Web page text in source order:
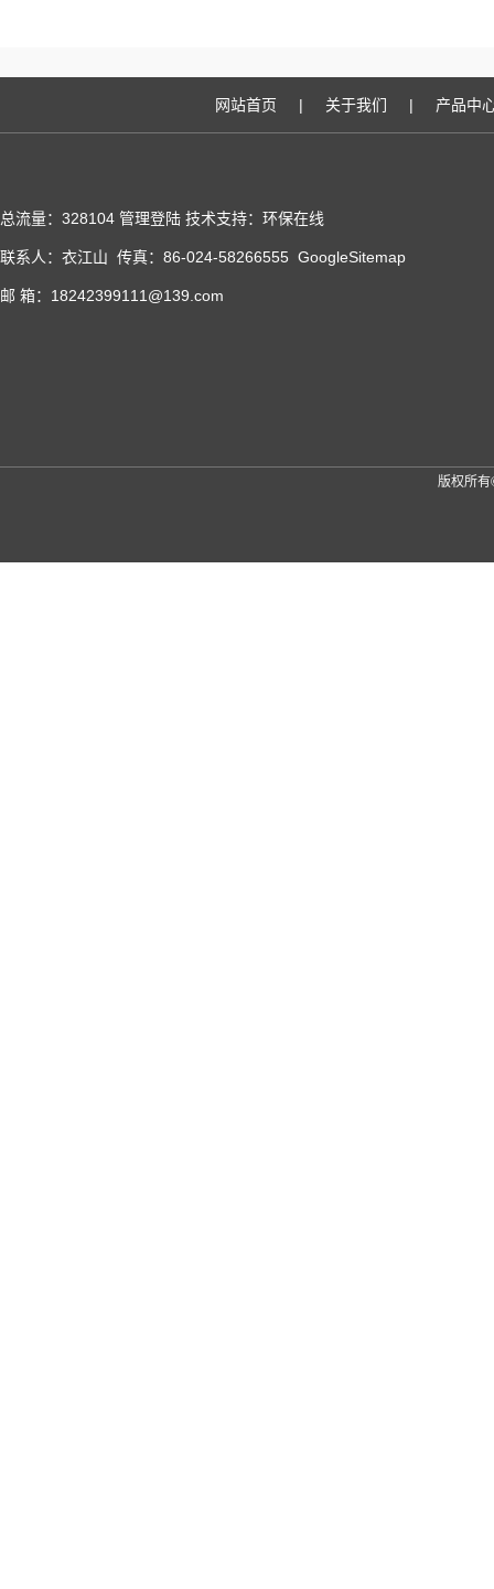
网站首页 | 关于我们 | 产品中
总流量：328104 管理登陆 技术支持： 环保在线
联系人：衣江山 传真：86-024-58266555 GoogleSitemap
邮 箱：18242399111@139.com
版权所